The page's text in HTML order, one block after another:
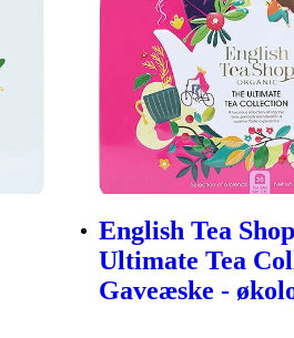
English Tea
Ultimate Tea
Gaveæske -